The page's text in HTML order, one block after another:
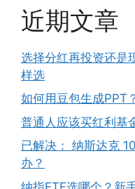
近期文章
选择分红再投资还是
样选
如何用豆包生成PPT
普通人应该买红利基
已解决： 纳斯达克
办？